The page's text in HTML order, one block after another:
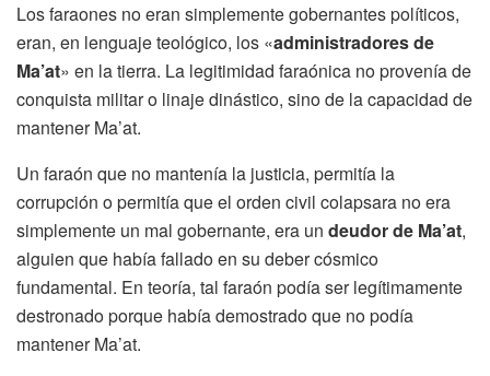
Los faraones no eran simplemente gobernantes políticos,
eran, en lenguaje teológico, los «administradores de
Ma’at» en la tierra. La legitimidad faraónica no provenía de
conquista militar o linaje dinástico, sino de la capacidad de
mantener Ma’at.
Un faraón que no mantenía la justicia, permitía la
corrupción o permitía que el orden civil colapsara no era
simplemente un mal gobernante, era un deudor de Ma’at,
alguien que había fallado en su deber cósmico
fundamental. En teoría, tal faraón podía ser legítimamente
destronado porque había demostrado que no podía
mantener Ma’at.